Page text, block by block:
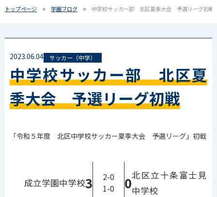
トップページ 学園ブログ 中学校サッカー部 北区夏季大会 予選リーグ初戦
2023.06.04 サッカー（中学）
中学校サッカー部 北区夏
季大会 予選リーグ初戦
「令和５年度 北区中学校サッカー夏季大会 予選リーグ」初戦
成立学園中学校3
2-0
1-0
0北区立十条富士見
中学校